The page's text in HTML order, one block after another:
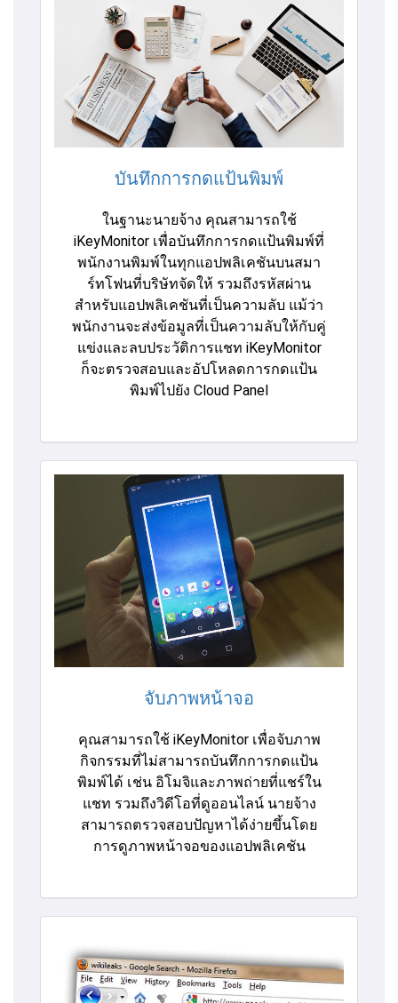
บันทึกการกดแป้นพิมพ์
ในฐานะนายจ้าง คุณสามารถใช้
iKeyMonitor เพื่อบันทึกการกดแป้นพิมพ์ที่
พนักงานพิมพ์ในทุกแอปพลิเคชันบนสมา
ร์ทโฟนที่บริษัทจัดให้ รวมถึงรหัสผ่าน
สำหรับแอปพลิเคชันที่เป็นความลับ แม้ว่า
พนักงานจะส่งข้อมูลที่เป็นความลับให้กับคู่
แข่งและลบประวัติการแชท iKeyMonitor
ก็จะตรวจสอบและอัปโหลดการกดแป้น
พิมพ์ไปยัง Cloud Panel
จับภาพหน้าจอ
คุณสามารถใช้ iKeyMonitor เพื่อจับภาพ
กิจกรรมที่ไม่สามารถบันทึกการกดแป้น
พิมพ์ได้ เช่น อิโมจิและภาพถ่ายที่แชร์ใน
แชท รวมถึงวิดีโอที่ดูออนไลน์ นายจ้าง
สามารถตรวจสอบปัญหาได้ง่ายขึ้นโดย
การดูภาพหน้าจอของแอปพลิเคชัน